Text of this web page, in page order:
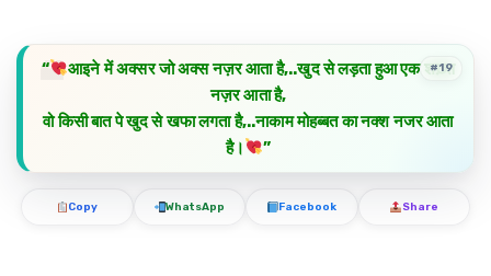
“
आइने में अक्सर जो अक्स नज़र आता है,..खुद से लड़ता हुआ एक शख़्स
नज़र आता है,
वो किसी बात पे खुद से खफा लगता है,..नाकाम मोहब्बत का नक्श नजर आता
है।
”
#19
Copy WhatsApp Facebook Share